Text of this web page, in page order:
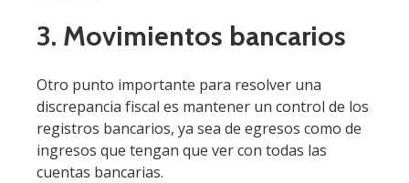
3. Movimientos bancarios
Otro punto importante para resolver una
discrepancia fiscal es mantener un control de los
registros bancarios, ya sea de egresos como de
ingresos que tengan que ver con todas las
cuentas bancarias.